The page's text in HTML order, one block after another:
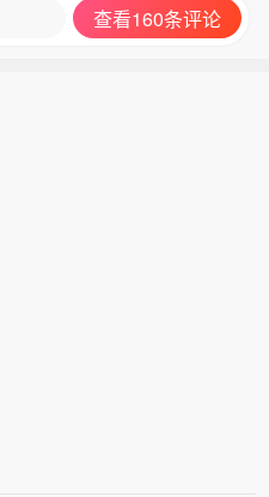
查看160条评论